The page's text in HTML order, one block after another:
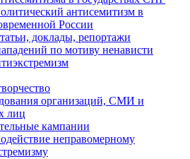
антисемитизм в
России
доклады, репортажи
по мотиву ненависти
организаций, СМИ и
лиц
кампании
неправомерному